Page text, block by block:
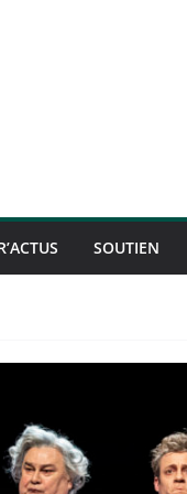
SOUTIEN